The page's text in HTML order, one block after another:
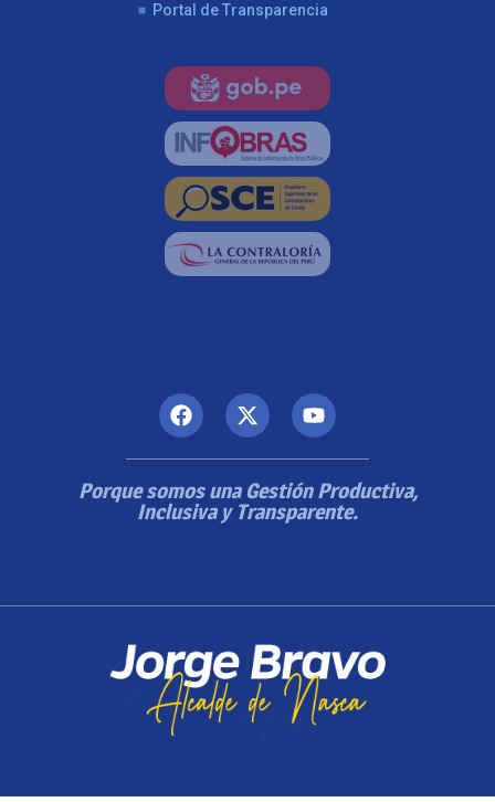
Portal de Transparencia
Porque somos una Gestión Productiva,
Inclusiva y Transparente.